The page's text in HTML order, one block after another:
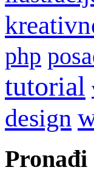
php
tutorial
design
Pronađi